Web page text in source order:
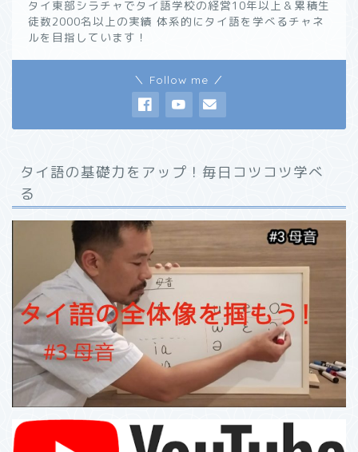
タイ東部シラチャでタイ語学校の経営10年以上＆累積生
徒数2000名以上の実績 体系的にタイ語を学べるチャネ
ルを目指しています！
＼ Follow me ／
タイ語の基礎力をアップ！毎日コツコツ学べ
る